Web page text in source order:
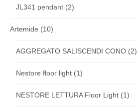
JL341 pendant (2)
Artemide (10)
AGGREGATO SALISCENDI CONO (2)
Nestore floor light (1)
NESTORE LETTURA Floor Light (1)